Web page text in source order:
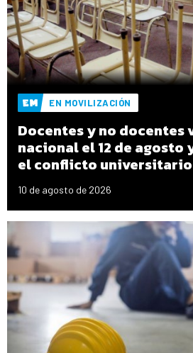
EN MOVILIZACIÓN
Docentes y no docentes
nacional el 12 de agosto
el conflicto universitario
10 de agosto de 2026